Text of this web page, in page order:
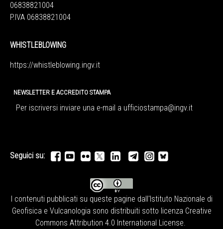
06838821004
P.IVA 06838821004
WHISTLEBLOWING
https://whistleblowing.ingv.it
NEWSLETTER E ACCREDITO STAMPA
Per iscriversi inviare una e-mail a ufficiostampa@ingv.it
Seguici su:
I contenuti pubblicati su queste pagine dall' Istituto Nazionale di
Geofisica e Vulcanologia sono distribuiti sotto licenza Creative
Commons Attribution 4.0 International License.